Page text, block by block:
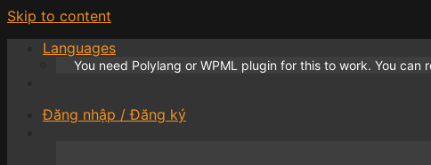
Skip to content
Languages
You need Polylang or WPML plugin for this to work. You can
Đăng nhập / Đăng ký